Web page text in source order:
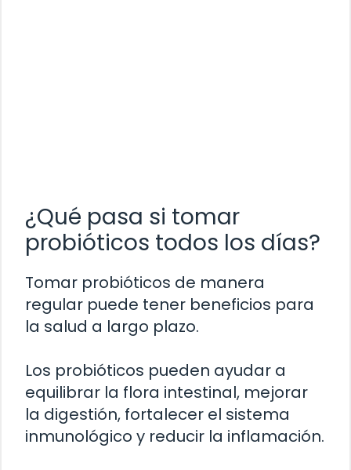
¿Qué pasa si tomar
probióticos todos los días?
Tomar probióticos de manera
regular puede tener beneficios para
la salud a largo plazo.
Los probióticos pueden ayudar a
equilibrar la flora intestinal, mejorar
la digestión, fortalecer el sistema
inmunológico y reducir la inflamación.